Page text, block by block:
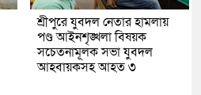
শ্রীপুরে যুবদল নেতার হামলায়
পণ্ড আইনশৃঙ্খলা বিষয়ক
সচেতনামূলক সভা যুবদল
আহবায়কসহ আহত ৩